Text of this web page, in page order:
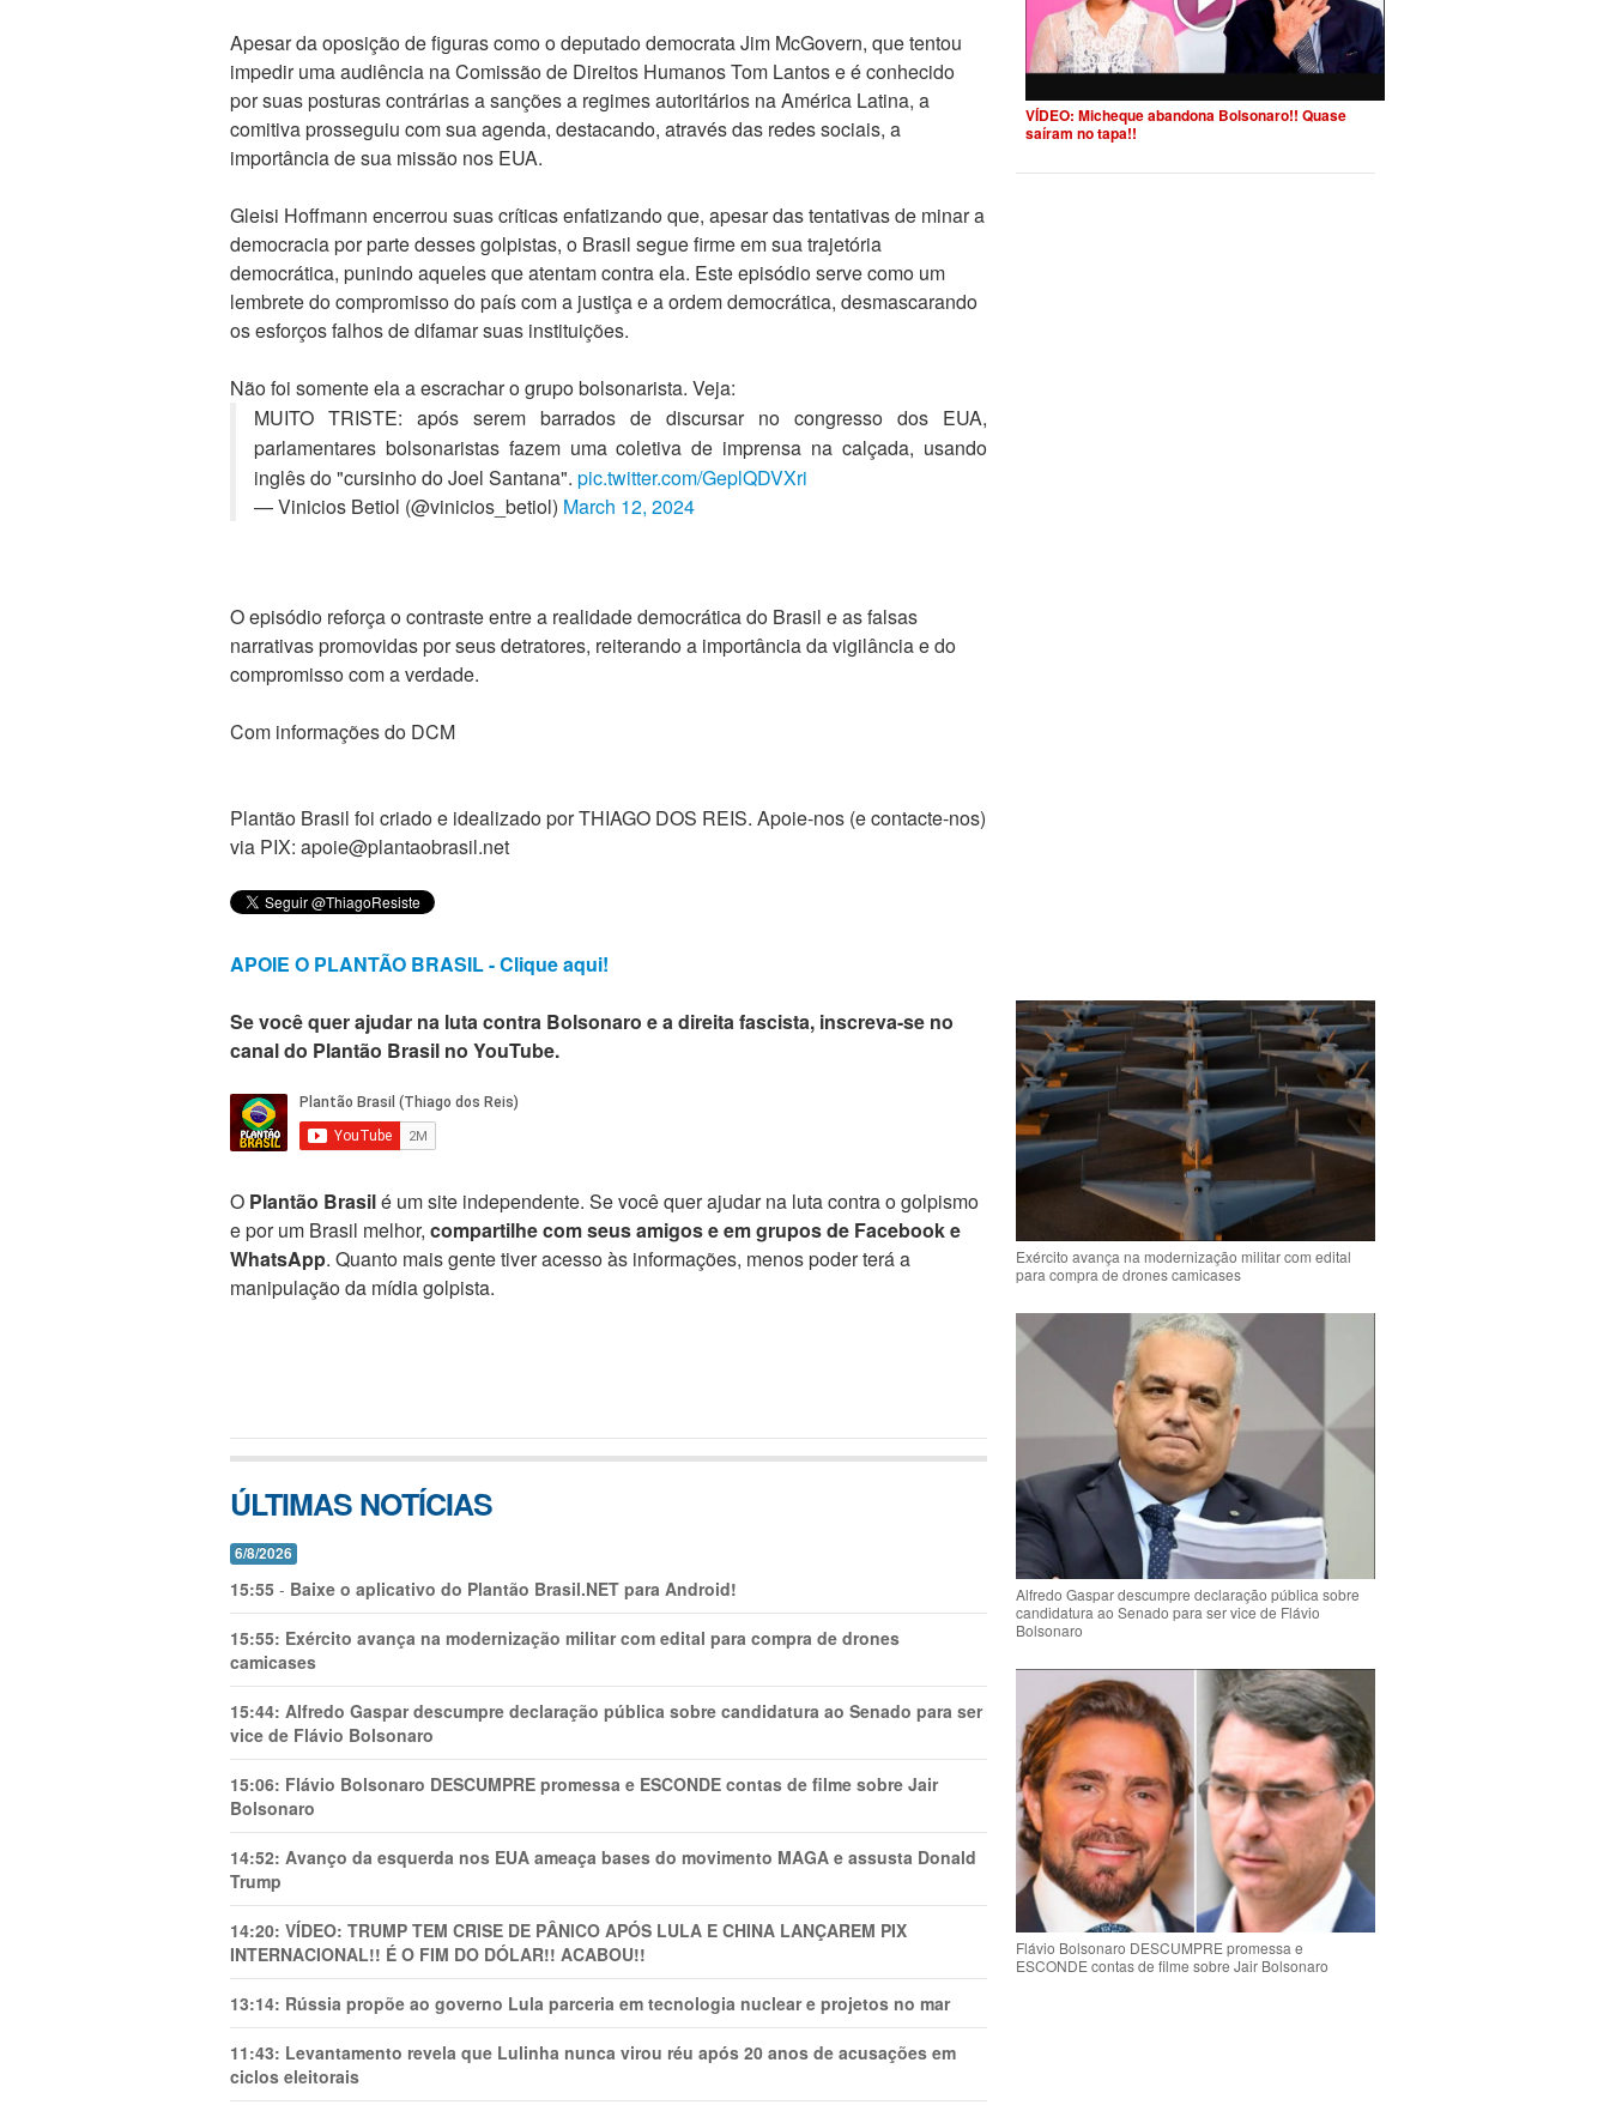
Apesar da oposição de figuras como o deputado democrata Jim McGovern, que tentou
impedir uma audiência na Comissão de Direitos Humanos Tom Lantos e é conhecido
por suas posturas contrárias a sanções a regimes autoritários na América Latina, a
comitiva prosseguiu com sua agenda, destacando, através das redes sociais, a
importância de sua missão nos EUA.
Gleisi Hoffmann encerrou suas críticas enfatizando que, apesar das tentativas de minar a
democracia por parte desses golpistas, o Brasil segue firme em sua trajetória
democrática, punindo aqueles que atentam contra ela. Este episódio serve como um
lembrete do compromisso do país com a justiça e a ordem democrática, desmascarando
os esforços falhos de difamar suas instituições.
Não foi somente ela a escrachar o grupo bolsonarista. Veja:
MUITO TRISTE: após serem barrados de discursar no congresso dos EUA,
parlamentares bolsonaristas fazem uma coletiva de imprensa na calçada, usando
inglês do "cursinho do Joel Santana". pic.twitter.com/GeplQDVXri
— Vinicios Betiol (@vinicios_betiol) March 12, 2024
O episódio reforça o contraste entre a realidade democrática do Brasil e as falsas
narrativas promovidas por seus detratores, reiterando a importância da vigilância e do
compromisso com a verdade.
Com informações do DCM
Plantão Brasil foi criado e idealizado por THIAGO DOS REIS. Apoie-nos (e contacte-nos)
via PIX: apoie@plantaobrasil.net
APOIE O PLANTÃO BRASIL - Clique aqui!
Se você quer ajudar na luta contra Bolsonaro e a direita fascista, inscreva-se no
canal do Plantão Brasil no YouTube.
O Plantão Brasilé um site independente. Se você quer ajudar na luta contra o golpismo
e por um Brasil melhor, compartilhe com seus amigos e em grupos de Facebook e
WhatsApp. Quanto mais gente tiver acesso às informações, menos poder terá a
manipulação da mídia golpista.
ÚLTIMAS NOTÍCIAS
6/8/2026
15:55 - Baixe o aplicativo do Plantão Brasil.NET para Android!
15:55: Exército avança na modernização militar com edital para compra de drones
camicases
15:44: Alfredo Gaspar descumpre declaração pública sobre candidatura ao Senado para ser
vice de Flávio Bolsonaro
15:06: Flávio Bolsonaro DESCUMPRE promessa e ESCONDE contas de filme sobre Jair
Bolsonaro
14:52: Avanço da esquerda nos EUA ameaça bases do movimento MAGA e assusta Donald
Trump
14:20: VÍDEO: TRUMP TEM CRlSE DE PÂNlCO APÓS LULA E CHINA LANÇAREM PIX
INTERNACIONAL!! É O FIM DO DÓLAR!! ACABOU!!
13:14: Rússia propõe ao governo Lula parceria em tecnologia nuclear e projetos no mar
11:43: Levantamento revela que Lulinha nunca virou réu após 20 anos de acusações em
ciclos eleitorais
VÍDEO: Micheque abandona Bolsonaro!! Quase
saíram no tapa!!
Exército avança na modernização militar com edital
para compra de drones camicases
Alfredo Gaspar descumpre declaração pública sobre
candidatura ao Senado para ser vice de Flávio
Bolsonaro
Flávio Bolsonaro DESCUMPRE promessa e
ESCONDE contas de filme sobre Jair Bolsonaro